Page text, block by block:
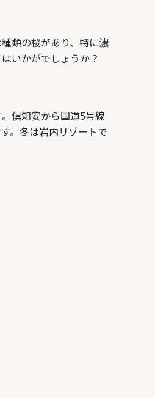
類の桜があり、特に濃
いかがでしょうか？
倶知安から国道5号線
。冬は岩内リゾートで